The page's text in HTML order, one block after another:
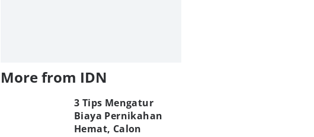
More from IDN
3 Tips Mengatur
Biaya Pernikahan
Hemat, Calon